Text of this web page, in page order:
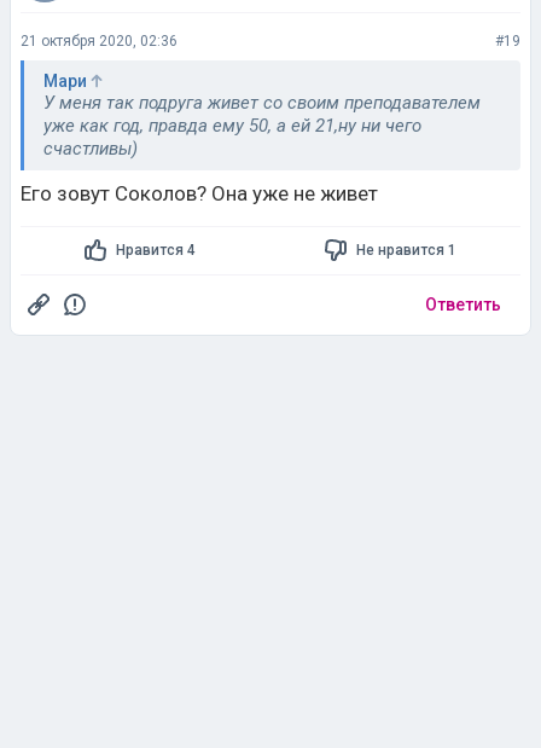
21 октября 2020, 02:36 #19
Мари
У меня так подруга живет со своим преподавателем
уже как год, правда ему 50, а ей 21,ну ни чего
счастливы)
Его зовут Соколов? Она уже не живет
Нравится 4 Не нравится 1
Ответить